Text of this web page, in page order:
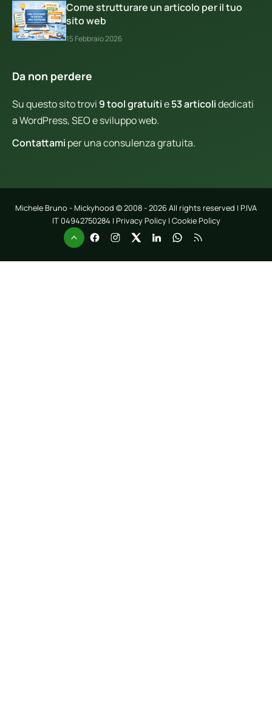
Come strutturare un articolo per il tuo
sito web
15 Febbraio 2026
Da non perdere
Su questo sito trovi 9 tool gratuitie53 articolidedicati
a WordPress, SEO e sviluppo web.
Contattami per una consulenza gratuita.
Michele Bruno - Mickyhood © 2008 - 2026 All rights reserved | P.IVA
IT 04942750284 | Privacy Policy| Cookie Policy